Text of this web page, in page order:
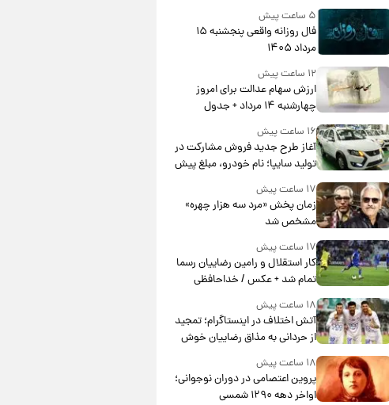
۵ ساعت پیش
فال روزانه واقعی پنجشنبه ۱۵
مرداد ۱۴۰۵
۱۲ ساعت پیش
ارزش سهام عدالت برای امروز
چهارشنبه ۱۴ مرداد + جدول
۱۶ ساعت پیش
آغاز طرح جدید فروش مشارکت در
تولید سایپا؛ نام خودرو، مبلغ پیش
پرداخت و زمان تحویل | سود
مشارکت چند درصد است؟
۱۷ ساعت پیش
زمان پخش «مرد سه هزار چهره»
مشخص شد
۱۷ ساعت پیش
کار استقلال و رامین رضاییان رسما
تمام شد + عکس / خداحافظی
صمیمانه آبی ها با رامین!
۱۸ ساعت پیش
آتش اختلاف در اینستاگرام؛ تمجید
از حردانی به مذاق رضاییان خوش
نیامد+عکس
۱۸ ساعت پیش
پروین اعتصامی در دوران نوجوانی؛
اواخر دهه ۱۲۹۰ شمسی